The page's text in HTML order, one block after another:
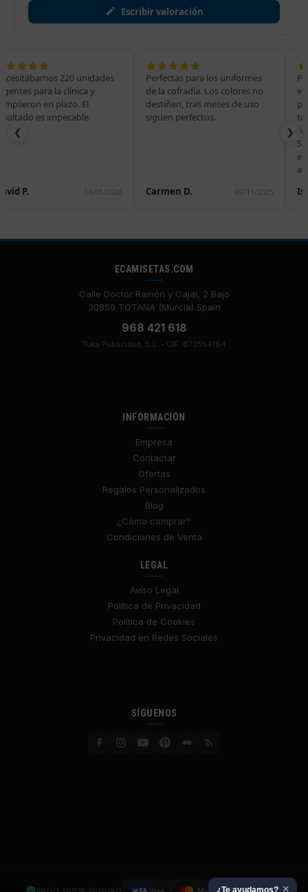
Escribir valoración
❮
Perfectas para los uniformes
de la cofradía. Los colores no
destiñen, tras meses de uso
siguen perfectos.
Carmen D. 07/11/2025
Para la temporada de la peña
encargamos 150 unidades
personalizadas con vinilo
térmico. La prenda no encoge
Isabel C.
21/03/2025
❯
ECAMISETAS.COM
Calle Doctor Ramón y Cajal, 2 Bajo
30850 TOTANA (Murcia) Spain
968 421 618
Tuka Publicidad, S.L. - CIF: B73554164
INFORMACIÓN
Empresa
Contactar
Ofertas
Regalos Personalizados
Blog
¿Cómo comprar?
Condiciones de Venta
LEGAL
Aviso Legal
Política de Privacidad
Política de Cookies
Privacidad en Redes Sociales
SÍGUENOS
Visa Mastercard SSL
¿Te ayudamos? ×